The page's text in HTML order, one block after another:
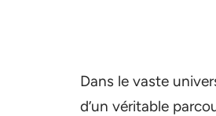
Dans le vaste
d’un véritable